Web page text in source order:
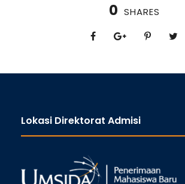
0 SHARES
Lokasi Direktorat Admisi